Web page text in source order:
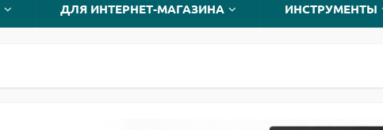
ДЛЯ ИНТЕРНЕТ-МАГАЗИНА ИНСТРУМЕНТЫ